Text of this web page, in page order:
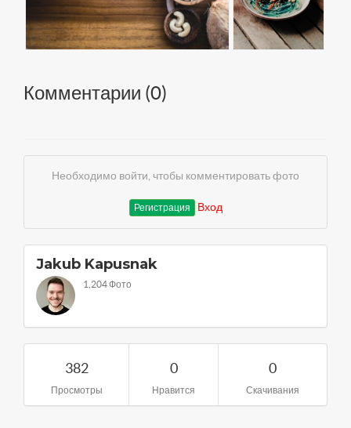
Комментарии (0)
Необходимо войти, чтобы комментировать фото
Регистрация Вход
Jakub Kapusnak
1,204 Фото
382
Просмотры
0
Нравится
0
Скачивания